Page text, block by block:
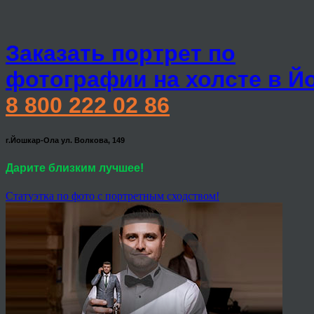
Заказать портрет по
фотографии на холсте в
8 800 222 02 86
г.Йошкар-Ола ул. Волкова, 149
Дарите близким лучшее!
Статуэтка по фото с портретным сходством!